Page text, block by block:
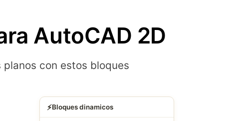
AutoCAD 2D
con estos bloques
⚡Bloques dinamicos